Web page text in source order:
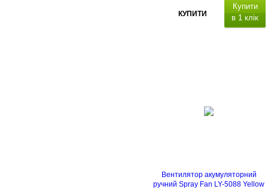
КУПИТИ
Купити
в 1 клік
Вентилятор акумуляторний
ручний Spray Fan LY-5088 Yellow